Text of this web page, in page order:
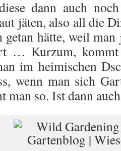
dann auch
jäten, also all die
hätte, weil man
… Kurzum, kommt
im heimischen
wenn man sich
man so. Ist dann